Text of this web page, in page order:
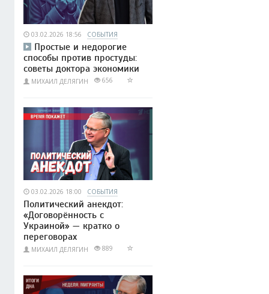
03.02.2026 18:56 СОБЫТИЯ
Простые и недорогие
способы против простуды:
советы доктора экономики
МИХАИЛ ДЕЛЯГИН 656
03.02.2026 18:00 СОБЫТИЯ
Политический анекдот:
«Договорённость с
Украиной» — кратко о
переговорах
МИХАИЛ ДЕЛЯГИН 889